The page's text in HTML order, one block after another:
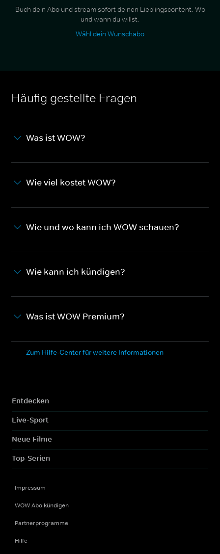
Buch dein Abo und stream sofort deinen Lieblingscontent. Wo
und wann du willst.
Wähl dein Wunschabo
Häufig gestellte Fragen
Was ist WOW?
Wie viel kostet WOW?
Wie und wo kann ich WOW schauen?
Wie kann ich kündigen?
Was ist WOW Premium?
Zum Hilfe-Center für weitere Informationen
Entdecken
Live-Sport
Neue Filme
Top-Serien
Impressum
WOW Abo kündigen
Partnerprogramme
Hilfe